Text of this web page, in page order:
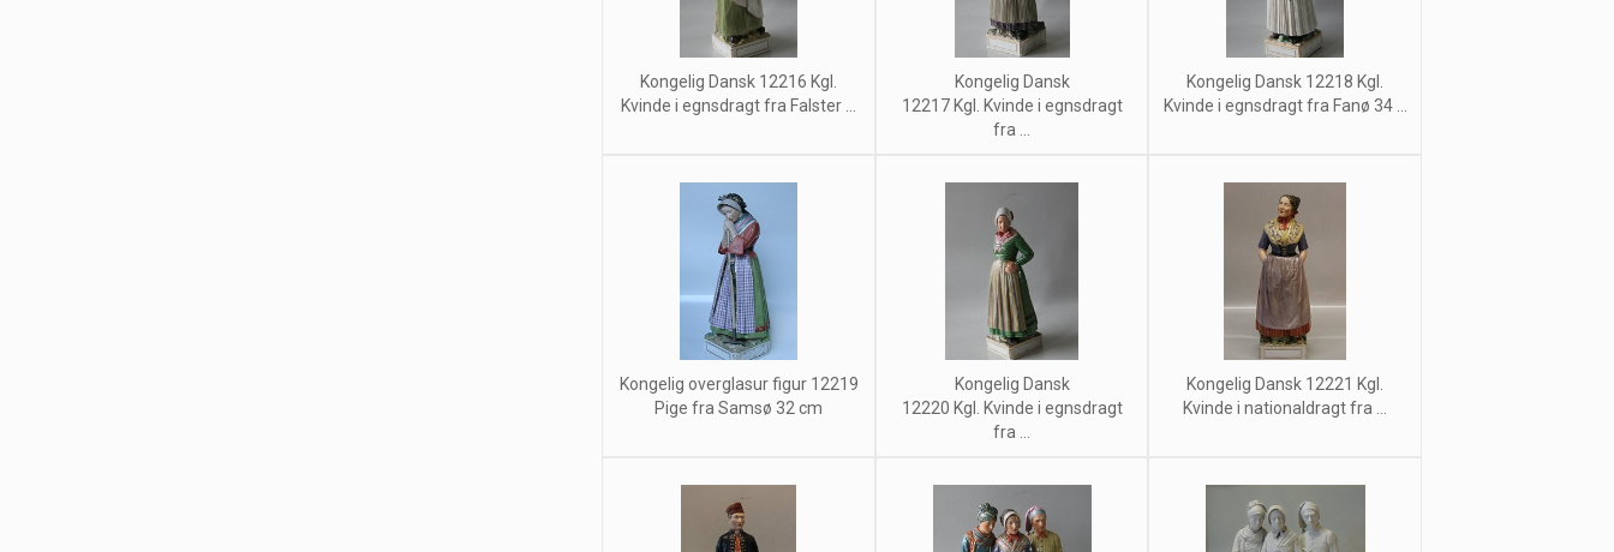
Kongelig Dansk 12216 Kgl.
Kvinde i egnsdragt fra Falster ...
Kongelig Dansk
12217 Kgl. Kvinde i egnsdragt
fra ...
Kongelig Dansk 12218 Kgl.
Kvinde i egnsdragt fra Fanø 34 ...
Kongelig overglasur figur 12219
Pige fra Samsø 32 cm
Kongelig Dansk
12220 Kgl. Kvinde i egnsdragt
fra ...
Kongelig Dansk 12221 Kgl.
Kvinde i nationaldragt fra ...